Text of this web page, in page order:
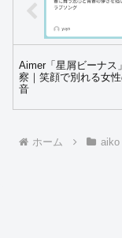
Aimer「星屑ビーナス
察｜笑顔で別れる女
音
ホーム aiko